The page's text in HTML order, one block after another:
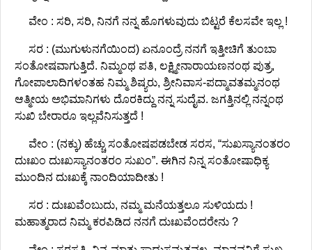
ವೇಂ : ಸರಿ, ಸರಿ, ನಿನಗೆ ನನ್ನ ಹೊಗಳುವುದು ಬಿಟ್ಟರೆ ಕೆಲಸವೇ ಇಲ್ಲ !
ಸರ : (ಮುಗುಳುನಗೆಯಿಂದ) ಏನೂಂದ್ರೆ ನನಗೆ ಇತ್ತೀಚಿಗೆ ತುಂಬಾ
ಸಂತೋಷವಾಗುತ್ತಿದೆ. ನಿಮ್ಮಂಥ ಪತಿ, ಲಕ್ಷ್ಮೀನಾರಾಯಣನಂಥ ಪುತ್ರ,
ಗೋಪಾಲಾದಿಗಳಂತಹ ನಿಮ್ಮ ಶಿಷ್ಯರು, ಶ್ರೀನಿವಾಸ-ಪದ್ಮಾವತಮ್ಮನಂಥ
ಆತ್ಮೀಯ ಅಭಿಮಾನಿಗಳು ದೊರಕಿದ್ದು ನನ್ನ ಸುದೈವ. ಜಗತ್ತಿನಲ್ಲಿ ನನ್ನಂಥ
ಸುಖಿ ಬೇರಾರೂ ಇಲ್ಲವೆನಿಸುತ್ತದೆ !
ವೇಂ : (ನಕ್ಕು) ಹೆಚ್ಚು ಸಂತೋಷಪಡಬೇಡ ಸರಸ, “ಸುಖಸ್ಯಾನಂತರಂ
ದುಃಖಂ ದುಃಖಸ್ಯಾನಂತರಂ ಸುಖಂ”. ಈಗಿನ ನಿನ್ನ ಸಂತೋಷಾಧಿಕ್ಯ
ಮುಂದಿನ ದುಃಖಕ್ಕೆ ನಾಂದಿಯಾದೀತು !
ಸರ : ದುಃಖವೆಂಬುದು, ನಮ್ಮ ಮನೆಯತ್ತಲೂ ಸುಳಿಯದು !
ಮಹಾತ್ಮರಾದ ನಿಮ್ಮ ಕರಪಿಡಿದ ನನಗೆ ದುಃಖವೆಂದರೇನು ?